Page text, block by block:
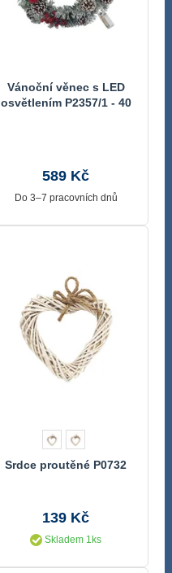
Vánoční věnec s LED
osvětlením P2357/1 - 40
589 Kč
Do 3–7 pracovních dnů
Srdce proutěné P0732
139 Kč
Skladem 1ks